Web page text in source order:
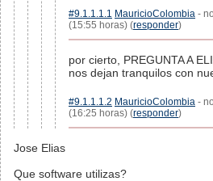
#9.1.1.1.1 MauricioColombia -
(15:55 horas) (responder)
por cierto, PREGUNTA A
nos dejan tranquilos con
#9.1.1.1.2 MauricioColombia -
(16:25 horas) (responder)
Jose Elias
Que software utilizas?